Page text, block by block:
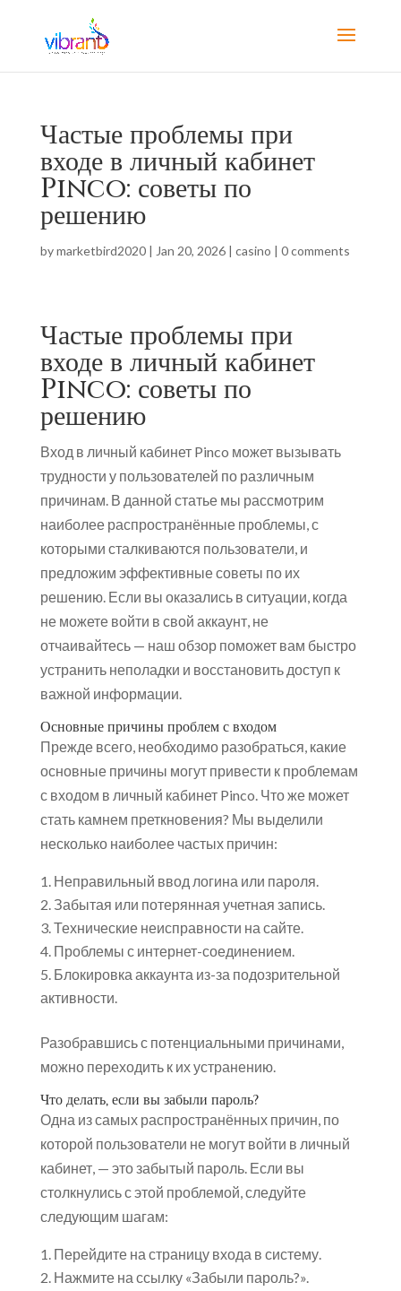
Частые проблемы при
входе в личный кабинет
Pinco: советы по
решению
bymarketbird2020| Jan 20, 2026| casino | 0 comments
Частые проблемы при
входе в личный кабинет
Pinco: советы по
решению
Вход в личный кабинет Pinco может вызывать
трудности у пользователей по различным
причинам. В данной статье мы рассмотрим
наиболее распространённые проблемы, с
которыми сталкиваются пользователи, и
предложим эффективные советы по их
решению. Если вы оказались в ситуации, когда
не можете войти в свой аккаунт, не
отчаивайтесь — наш обзор поможет вам быстро
устранить неполадки и восстановить доступ к
важной информации.
Основные причины проблем с входом
Прежде всего, необходимо разобраться, какие
основные причины могут привести к проблемам
с входом в личный кабинет Pinco. Что же может
стать камнем преткновения? Мы выделили
несколько наиболее частых причин:
Неправильный ввод логина или пароля.
Забытая или потерянная учетная запись.
Технические неисправности на сайте.
Проблемы с интернет-соединением.
Блокировка аккаунта из-за подозрительной
активности.
Разобравшись с потенциальными причинами,
можно переходить к их устранению.
Что делать, если вы забыли пароль?
Одна из самых распространённых причин, по
которой пользователи не могут войти в личный
кабинет, — это забытый пароль. Если вы
столкнулись с этой проблемой, следуйте
следующим шагам:
Перейдите на страницу входа в систему.
Нажмите на ссылку «Забыли пароль?».